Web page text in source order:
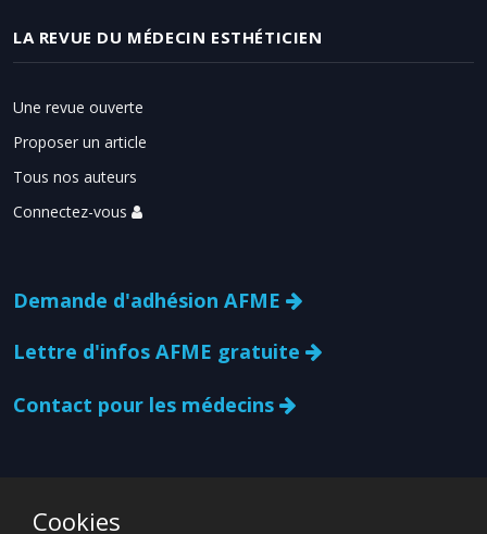
LA REVUE DU MÉDECIN ESTHÉTICIEN
Une revue ouverte
Proposer un article
Tous nos auteurs
Connectez-vous
Demande d'adhésion AFME
Lettre d'infos AFME gratuite
Contact pour les médecins
Cookies